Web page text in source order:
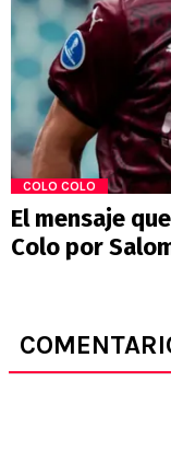
COLO COLO
El mensaje
Colo por